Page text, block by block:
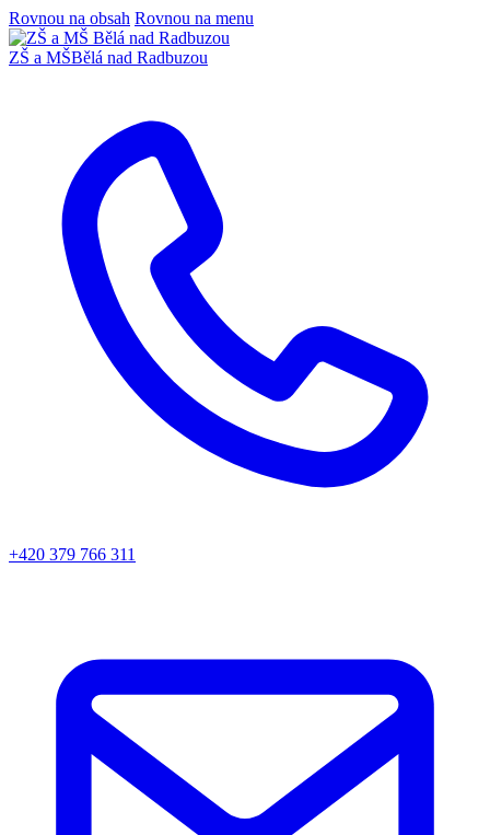
Rovnou na obsah Rovnou na menu
ZŠ a MŠBělá nad Radbuzou
+420 379 766 311